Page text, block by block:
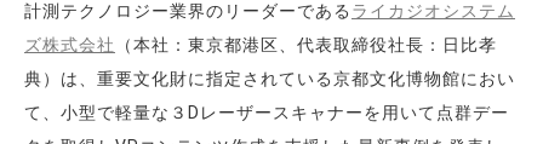
計測テクノロジー業界のリーダーである ライカジオシステム
ズ株式会社
（本社：東京都港区、代表取締役社長：日比孝
典）は、重要文化財に指定されている京都文化博物館におい
て、小型で軽量な３Dレーザースキャナーを用いて点群デー